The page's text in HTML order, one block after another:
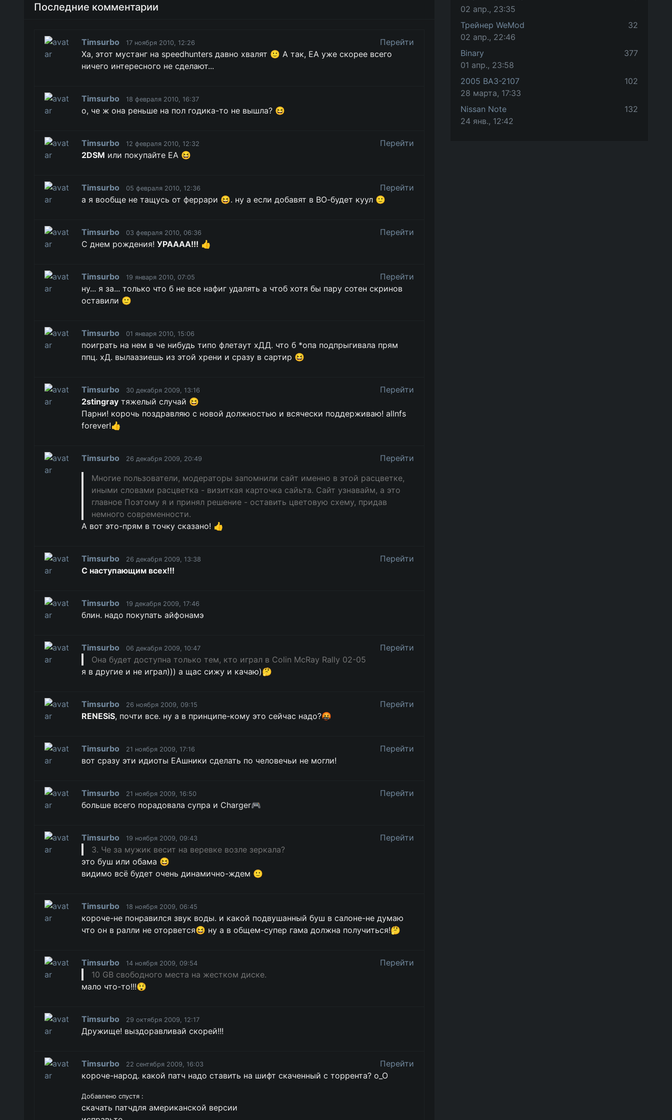
Последние комментарии
Timsurbo 17 ноября 2010, 12:26
Перейти
Ха, этот мустанг на speedhunters давно хвалят 🙂 А так, ЕА уже скорее всего
ничего интересного не сделают...
Timsurbo 18 февраля 2010, 16:37
о, че ж она реньше на пол годика-то не вышла? 😆
Timsurbo 12 февраля 2010, 12:32
Перейти
2DSM или покупайте ЕА 😆
Timsurbo 05 февраля 2010, 12:36
Перейти
а я вообще не тащусь от феррари 😆. ну а если добавят в ВО-будет куул 🙂
Timsurbo 03 февраля 2010, 06:36
Перейти
С днем рождения! УРАААА!!! 👍
Timsurbo 19 января 2010, 07:05
Перейти
ну... я за... только что б не все нафиг удалять а чтоб хотя бы пару сотен скринов
оставили 🙂
Timsurbo 01 января 2010, 15:06
поиграть на нем в че нибудь типо флетаут хДД. что б *опа подпрыгивала прям
ппц. хД. вылаазиешь из этой хрени и сразу в сартир 😆
Timsurbo 30 декабря 2009, 13:16
Перейти
2stingrayтяжелый случай 😆
Парни! корочь поздравляю с новой должностью и всячески поддерживаю! allnfs
forever!👍
Timsurbo 26 декабря 2009, 20:49
Перейти
Многие пользователи, модераторы запомнили сайт именно в этой расцветке,
иными словами расцветка - визиткая карточка сайьта. Сайт узнавайм, а это
главное Поэтому я и принял решение - оставить цветовую схему, придав
немного современности.
А вот это-прям в точку сказано! 👍
Timsurbo 26 декабря 2009, 13:38
Перейти
С наступающим всех!!!
Timsurbo 19 декабря 2009, 17:46
блин. надо покупать айфонамэ
Timsurbo 06 декабря 2009, 10:47
Перейти
Она будет доступна только тем, кто играл в Colin McRay Rally 02-05
я в другие и не играл))) а щас сижу и качаю)🤔
Timsurbo 26 ноября 2009, 09:15
Перейти
RENESiS, почти все. ну а в принципе-кому это сейчас надо?🤬
Timsurbo 21 ноября 2009, 17:16
Перейти
вот сразу эти идиоты ЕАшники сделать по человечьи не могли!
Timsurbo 21 ноября 2009, 16:50
Перейти
больше всего порадовала супра и Charger🎮
Timsurbo 19 ноября 2009, 09:43
Перейти
3. Че за мужик весит на веревке возле зеркала?
это буш или обама 😆
видимо всё будет очень динамично-ждем 🙂
Timsurbo 18 ноября 2009, 06:45
короче-не понравился звук воды. и какой подвушанный буш в салоне-не думаю
что он в ралли не оторвется😆 ну а в общем-супер гама должна получиться!🤔
Timsurbo 14 ноября 2009, 09:54
Перейти
10 GB свободного места на жестком диске.
мало что-то!!!😲
Timsurbo 29 октября 2009, 12:17
Дружище! выздоравливай скорей!!!
Timsurbo 22 сентября 2009, 16:03
Перейти
короче-народ. какой патч надо ставить на шифт скаченный с торрента? о_О
Добавлено спустя :
скачать патчдля американской версии
02 апр., 23:35
Трейнер WeMod
02 апр., 22:46
32
Binary
01 апр., 23:58
377
2005 ВАЗ-2107
28 марта, 17:33
102
Nissan Note
24 янв., 12:42
132